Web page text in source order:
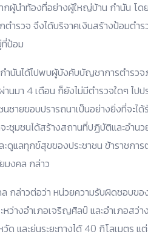
กผู้นำท้องที่อย่างผู้ใหญ่บ้าน กำนัน โดย
กตำรวจ จึงได้บริจาคเงินสร้างป้อมต
ที่ป้อม
ำนันได้ไปพบผู้บังคับบัญชาการตำรวจ
นมา 4 เดือน ก็ยังไม่มีตำรวจใดๆ ไป
นชายขอบปรารถนาเป็นอย่างยิ่งที่จะ
จะชุมชนได้สร้างสถานที่ปฏิบัติและอำ
ะดูแลทุกข์สุขของประชาชน ข้าราชกา
มงคล กล่าว
กล่าวต่อว่า หน่วยความรับผิดชอบข
หว่างอำเภอเจริญศิลป์ และอำเภอสว่
วัด และย่นระยะทางได้ 40 กิโลเมตร